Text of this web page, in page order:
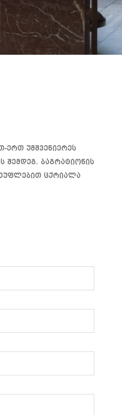
ერთ უმშვენიერეს
შემდეგ. ბაგრატიონის
ცქრიალა